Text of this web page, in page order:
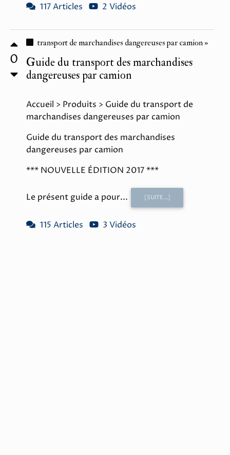
117 Articles 2 Vidéos
0
transport de marchandises dangereuses par camion »
Guide du transport des marchandises
dangereuses par camion
Accueil > Produits > Guide du transport de
marchandises dangereuses par camion
Guide du transport des marchandises
dangereuses par camion
*** NOUVELLE ÉDITION 2017 ***
Le présent guide a pour... [SUITE...]
115 Articles 3 Vidéos